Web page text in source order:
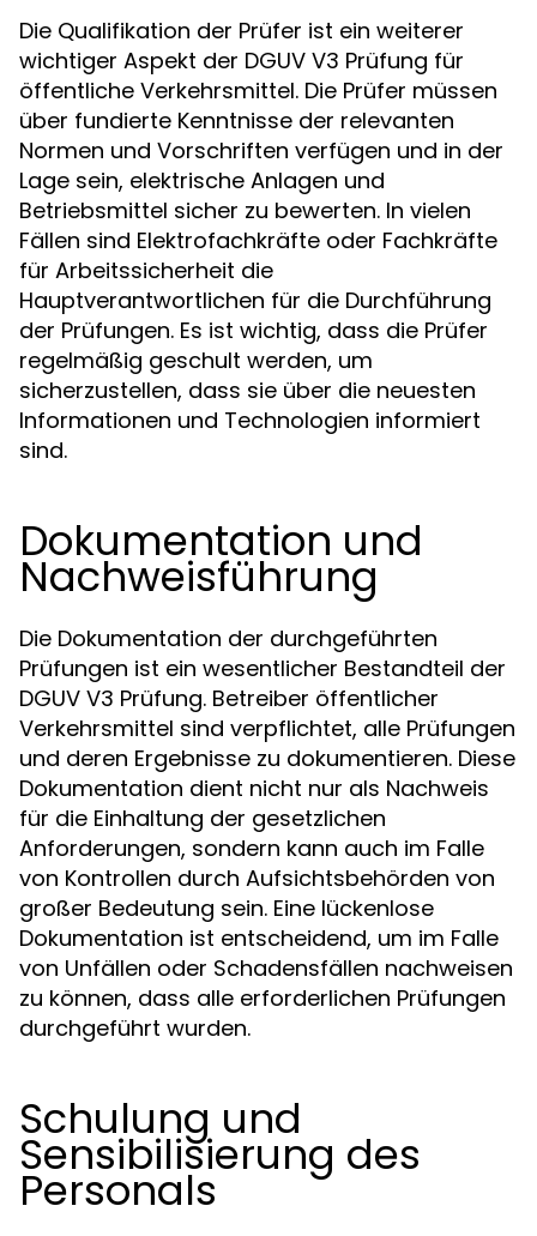
Die Qualifikation der Prüfer ist ein weiterer
wichtiger Aspekt der DGUV V3 Prüfung für
öffentliche Verkehrsmittel. Die Prüfer müssen
über fundierte Kenntnisse der relevanten
Normen und Vorschriften verfügen und in der
Lage sein, elektrische Anlagen und
Betriebsmittel sicher zu bewerten. In vielen
Fällen sind Elektrofachkräfte oder Fachkräfte
für Arbeitssicherheit die
Hauptverantwortlichen für die Durchführung
der Prüfungen. Es ist wichtig, dass die Prüfer
regelmäßig geschult werden, um
sicherzustellen, dass sie über die neuesten
Informationen und Technologien informiert
sind.
Dokumentation und
Nachweisführung
Die Dokumentation der durchgeführten
Prüfungen ist ein wesentlicher Bestandteil der
DGUV V3 Prüfung. Betreiber öffentlicher
Verkehrsmittel sind verpflichtet, alle Prüfungen
und deren Ergebnisse zu dokumentieren. Diese
Dokumentation dient nicht nur als Nachweis
für die Einhaltung der gesetzlichen
Anforderungen, sondern kann auch im Falle
von Kontrollen durch Aufsichtsbehörden von
großer Bedeutung sein. Eine lückenlose
Dokumentation ist entscheidend, um im Falle
von Unfällen oder Schadensfällen nachweisen
zu können, dass alle erforderlichen Prüfungen
durchgeführt wurden.
Schulung und
Sensibilisierung des
Personals